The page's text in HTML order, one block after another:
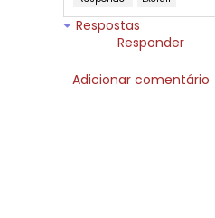
Respostas
Responder
Adicionar comentário